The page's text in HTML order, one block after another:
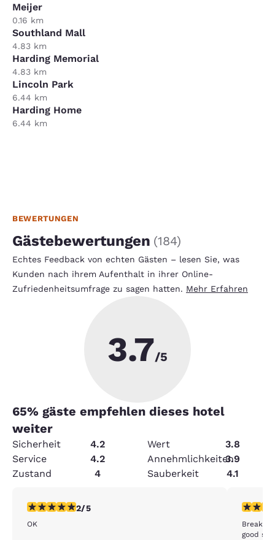
Meijer
0.16 km
Southland Mall
4.83 km
Harding Memorial
4.83 km
Lincoln Park
6.44 km
Harding Home
6.44 km
BEWERTUNGEN
Gästebewertungen (184)
Echtes Feedback von echten Gästen – lesen Sie, was
Kunden nach ihrem Aufenthalt in ihrer Online-
Zufriedenheitsumfrage zu sagen hatten. Mehr Erfahren
3.7/5
65% gäste empfehlen dieses hotel
weiter
Sicherheit 4.2 Wert
3.8
Service
4.2 Annehmlichkeiten3.9
Zustand
4 Sauberkeit 4.1
2-Sterne-Bewertung. Mittelmäßig. 1 Bewertung
2/5
OK
3-
good